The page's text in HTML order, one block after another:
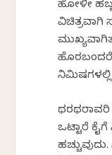
ಹೋಳೀ
ವಿಚಿತ್ರವಾಗಿ
ಹೊರಬಂದರೆ
ಥರಥರಾವರಿ
ಒಟ್ಟಾರೆ